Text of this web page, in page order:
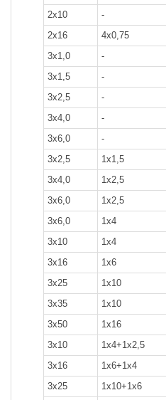
2x10
-
2x16
4x0,75
3x1,0
-
3x1,5
-
3x2,5
-
3x4,0
-
3x6,0
-
3x2,5
1x1,5
3x4,0
1x2,5
3x6,0
1x2,5
3x6,0
1x4
3x10
1x4
3x16
1x6
3x25
1x10
3x35
1x10
3x50
1x16
3x10
1х4+1х2,5
3x16
1x6+1x4
3x25
1x10+1x6